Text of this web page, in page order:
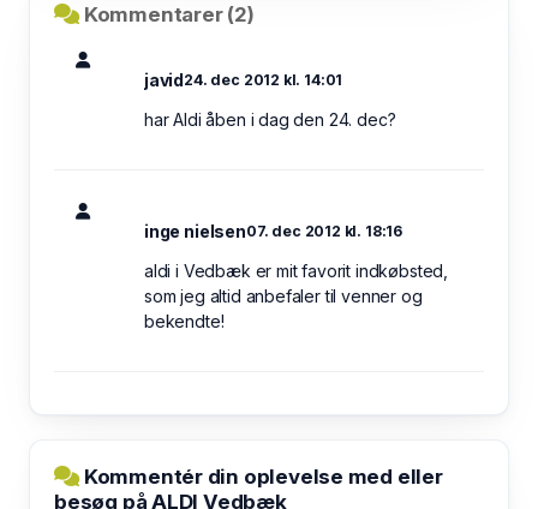
Kommentarer (2)
javid24. dec 2012 kl. 14:01
har Aldi åben i dag den 24. dec?
inge nielsen07. dec 2012 kl. 18:16
aldi i Vedbæk er mit favorit indkøbsted,
som jeg altid anbefaler til venner og
bekendte!
Kommentér din oplevelse med eller
besøg på ALDI Vedbæk